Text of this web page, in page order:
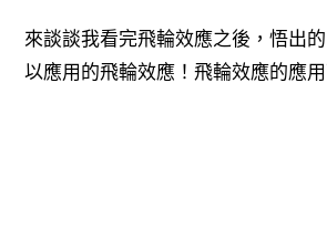
來談談我看完飛輪效應之後，悟出
以應用的飛輪效應！飛輪效應的應